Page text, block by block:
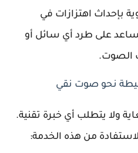
بإحداث اهتزازات في
على طرد أي سائل أو
الصوت.
نحو صوت نقي
ولا يتطلب أي خبرة تقنية.
من هذه الخدمة: